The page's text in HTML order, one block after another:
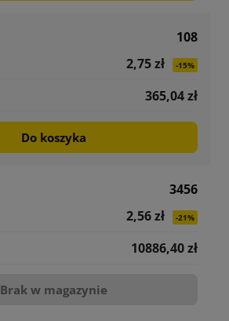
108
2,75 zł
-15%
365,04 zł
Do koszyka
3456
2,56 zł
-21%
10886,40 zł
Brak w magazynie